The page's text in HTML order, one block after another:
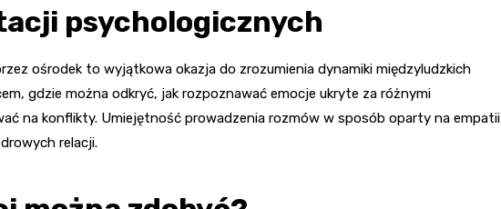
psychologicznych
ośrodek to wyjątkowa okazja do zrozumienia dynamiki międzyludzkich
gdzie można odkryć, jak rozpoznawać emocje ukryte za różnymi
na konflikty. Umiejętność prowadzenia rozmów w sposób oparty na empatii
relacji.